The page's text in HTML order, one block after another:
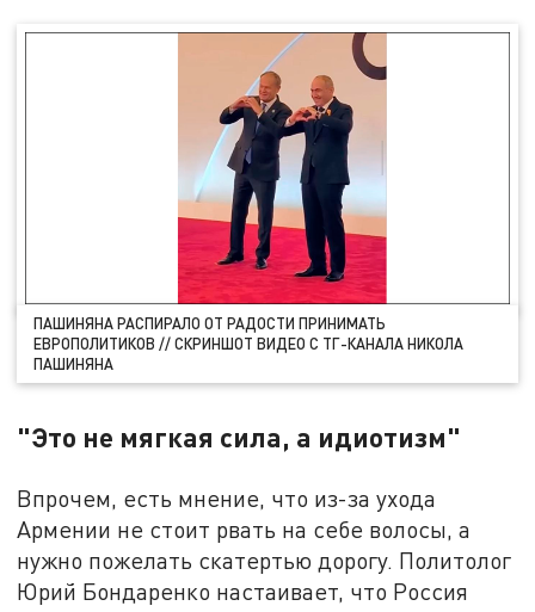
ПАШИНЯНА РАСПИРАЛО ОТ РАДОСТИ ПРИНИМАТЬ
ЕВРОПОЛИТИКОВ // СКРИНШОТ ВИДЕО С ТГ-КАНАЛА НИКОЛА
ПАШИНЯНА
"Это не мягкая сила, а идиотизм"
Впрочем, есть мнение, что из-за ухода
Армении не стоит рвать на себе волосы, а
нужно пожелать скатертью дорогу. Политолог
Юрий Бондаренко настаивает, что Россия